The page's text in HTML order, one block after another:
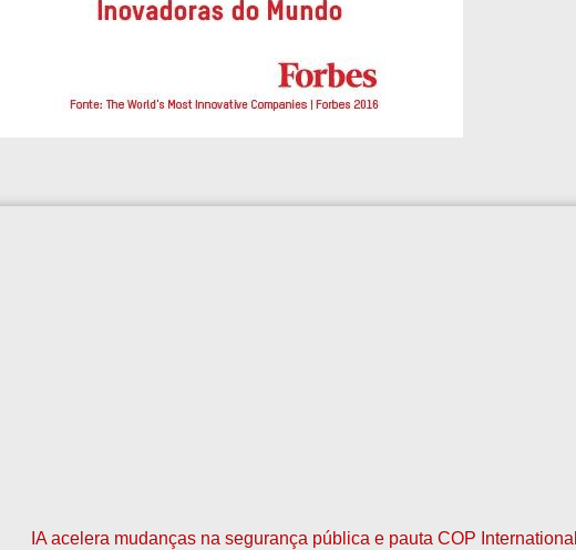
IA acelera mudanças na segurança pública e pauta COP